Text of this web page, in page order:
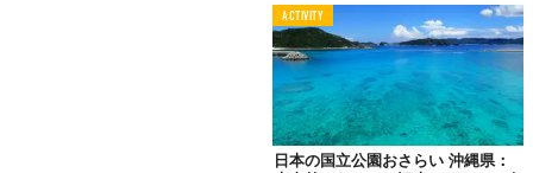
多彩な自然美と世界遺産を楽しみたい
「日光国立公園」
（群馬県、栃木県、福島県）
ACTIVITY
日本の国立公園おさらい 沖縄県：